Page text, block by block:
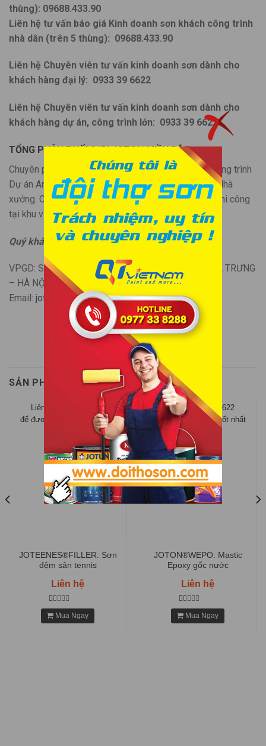
thùng): 09688.433.90
Liên hệ tư vấn báo giá Kinh doanh sơn khách công trình
nhà dân (trên 5 thùng): 09688.433.90
Liên hệ Chuyên viên tư vấn kinh doanh sơn dành cho
khách hàng đại lý: 0933 39 6622
Liên hệ Chuyên viên tư vấn kinh doanh sơn dành cho
khách hàng dự án, công trình lớn: 0933 39 6622
TỔNG PHÂN PHỐI SƠN JOTON MIỀN BẮC
Chuyên phân phối sản phẩmsơn JOTONcho các công trình
Dự án An Ninh Quốc phòng, Trường học, Bệnh viện, Nhà
xưởng. Chuyên phân phối hệ thống Đại lý, Nhà thầu thi công
tại khu vực Miền Bắc.
Quý khách vui lòng liên hệ: 0933 39 6622
VPGD: SỐ 8 NGÁCH 122/10/10 VĨNH TUY – HAI BÀ TRƯNG
– HÀ NỘI
Email: jotonmienbac@gmail.com
SẢN PHẨM TƯƠNG TỰ
Liên hệ 0933.39.6622
để được tư vấn giá tốt nhất
JOTEENES®FILLER: Sơn
đệm sân tennis
Liên hệ
Mua Ngay
Liên hệ 0933.39.6622
để được tư vấn giá tốt nhất
JOTON®WEPO: Mastic
Epoxy gốc nước
Liên hệ
Mua Ngay